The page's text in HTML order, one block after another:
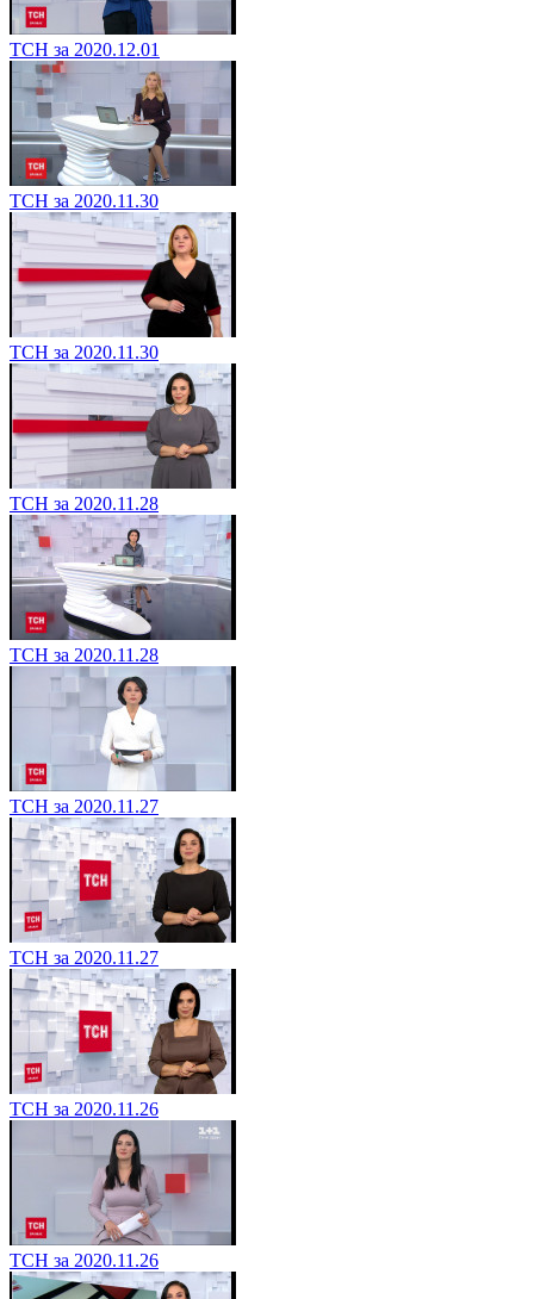
ТСН за 2020.12.01
ТСН за 2020.11.30
ТСН за 2020.11.30
ТСН за 2020.11.28
ТСН за 2020.11.28
ТСН за 2020.11.27
ТСН за 2020.11.27
ТСН за 2020.11.26
ТСН за 2020.11.26